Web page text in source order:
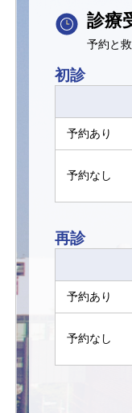
診療
予約と
初診
予約あり
予約なし
再診
予約あり
予約なし